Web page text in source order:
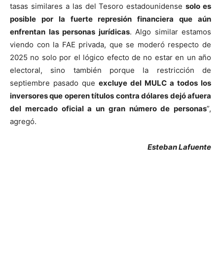
tasas similares a las del Tesoro estadounidensesolo es
posible por la fuerte represión financiera que aún
enfrentan las personas jurídicas. Algo similar estamos
viendo con la FAE privada, que se moderó respecto de
2025 no solo por el lógico efecto de no estar en un año
electoral, sino también porque la restricción de
septiembre pasado que excluye del MULC a todos los
inversores que operen títulos contra dólares dejó afuera
del mercado oficial a un gran número de personas”,
agregó.
Esteban Lafuente